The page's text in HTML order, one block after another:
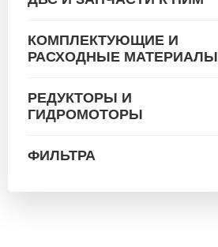
КОМПЛЕКТУЮЩИЕ И
РАСХОДНЫЕ МАТЕРИАЛЫ
РЕДУКТОРЫ И
ГИДРОМОТОРЫ
ФИЛЬТРА